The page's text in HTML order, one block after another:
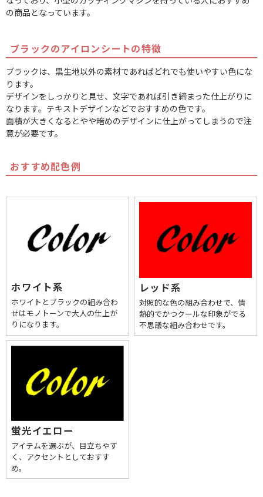
の商品となっています。
ブラックのアイロンシートの特徴
ブラックは、黒生地以外の素材であればどれでも使いやすい色にな
ります。
デザインをしっかりと見せ、文字であれば引き締まった仕上がりに
なります。テキストデザインなどでおすすめの色です。
面積が大きくなるとやや暗めのデザインに仕上がってしまうので注
意が必要です。
おすすめ配色例
ホワイト系
ホワイトとブラックの組み合わ
せはモノトーンで大人の仕上が
りになります。
レッド系
対照的な色の組み合わせで、情
熱的でかつクールな印象がでる
不思議な組み合わせです。
蛍光イエロー
アイテムを選ぶが、目立ちやす
く、アクセントとしておすす
め。